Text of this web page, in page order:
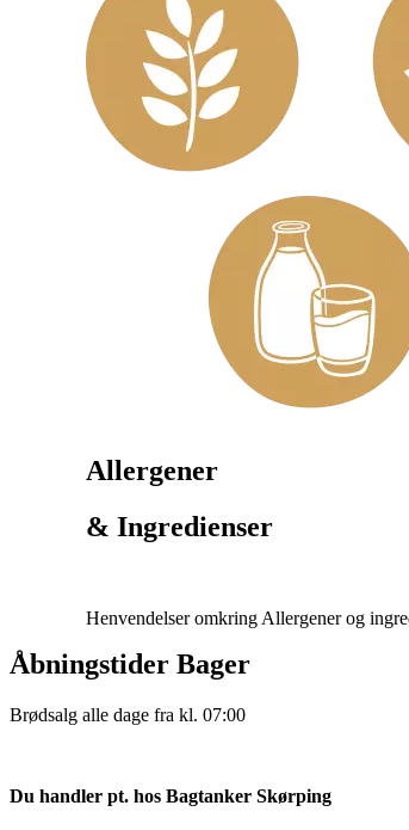
Allergener
& Ingredienser
Henvendelser omkring Allergener og
Åbningstider Bager
Brødsalg alle dage fra kl. 07:00
Du handler pt. hos Bagtanker Skørping